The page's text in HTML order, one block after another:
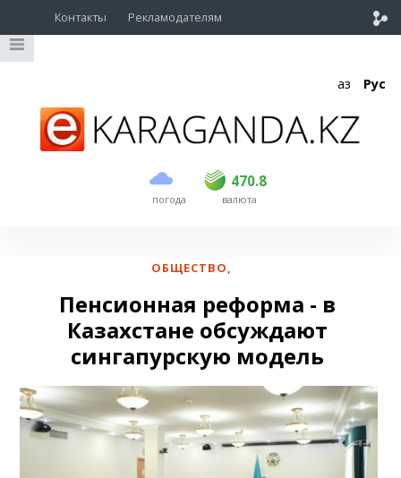
Контакты Рекламодателям
Қаз Рус
погода
470.8
USD 468.5 470.8
EUR валюта
ОБЩЕСТВО,
Пенсионная реформа - в
Казахстане обсуждают
сингапурскую модель